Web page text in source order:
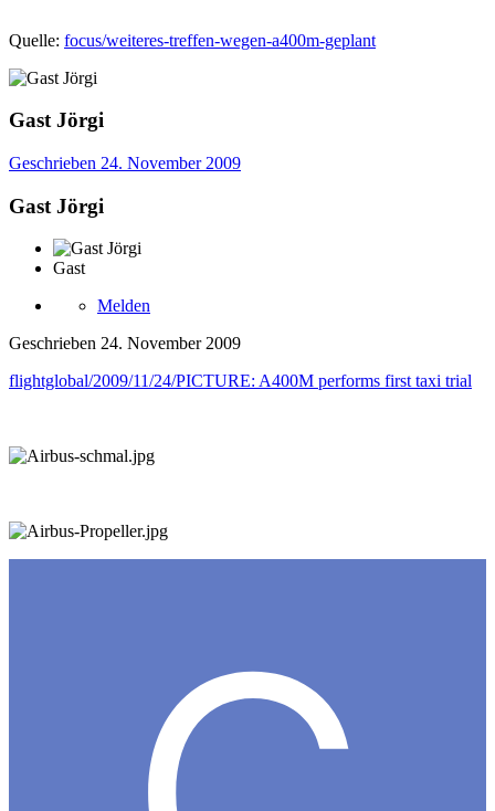
Quelle: focus/weiteres-treffen-wegen-a400m-geplant
Gast Jörgi
Geschrieben 24. November 2009
Gast Jörgi
Gast
Melden
Geschrieben 24. November 2009
flightglobal/2009/11/24/PICTURE: A400M performs first taxi trial